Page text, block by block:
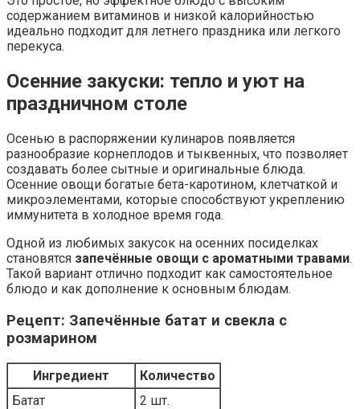
содержанием витаминов и низкой калорийностью
идеально подходит для летнего праздника или легкого
перекуса.
Осенние закуски: тепло и уют на
праздничном столе
Осенью в распоряжении кулинаров появляется
разнообразие корнеплодов и тыквенных, что позволяет
создавать более сытные и оригинальные блюда.
Осенние овощи богатые бета-каротином, клетчаткой и
микроэлементами, которые способствуют укреплению
иммунитета в холодное время года.
Одной из любимых закусок на осенних посиделках
становятся запечённые овощи с ароматными травами.
Такой вариант отлично подходит как самостоятельное
блюдо и как дополнение к основным блюдам.
Рецепт: Запечённые батат и свекла с
розмарином
Ингредиент
Количество
Батат
2 шт.